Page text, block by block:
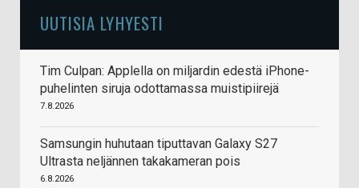
UUTISIA LYHYESTI
Tim Culpan: Applella on miljardin edestä iPhone-
puhelinten siruja odottamassa muistipiirejä
7.8.2026
Samsungin huhutaan tiputtavan Galaxy S27
Ultrasta neljännen takakameran pois
6.8.2026